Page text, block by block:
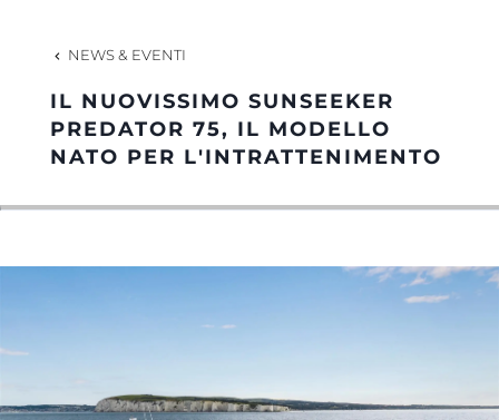
HERITAGE
VALUTA LA TUA IMBARCAZIONE
NEWS & EVENTI
IL NUOVISSIMO SUNSEEKER
PREDATOR 75, IL MODELLO
NATO PER L'INTRATTENIMENTO